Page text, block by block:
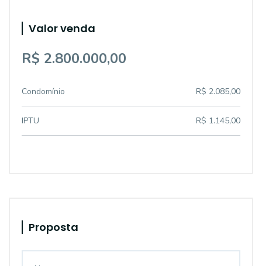
Valor venda
R$ 2.800.000,00
Condomínio R$ 2.085,00
IPTU R$ 1.145,00
Proposta